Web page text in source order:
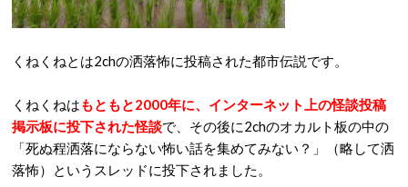
くねくねとは2chの洒落怖に投稿された都市伝説です。
くねくねはもともと2000年に、インターネット上の怪談投稿
掲示板に投下された怪談で、その後に2chのオカルト板の中の
「死ぬ程洒落にならない怖い話を集めてみない？」（略して洒
落怖）というスレッドに投下されました。